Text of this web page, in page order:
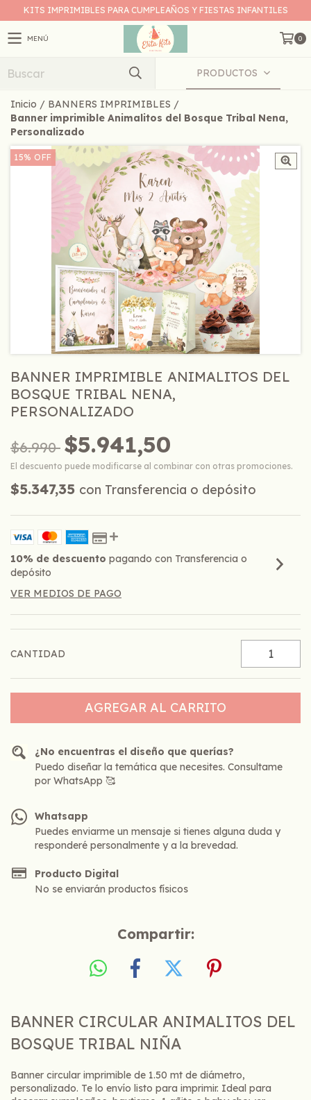
KITS IMPRIMIBLES PARA CUMPLEAÑOS Y FIESTAS INFANTILES
MENÚ 0
PRODUCTOS
Inicio / BANNERS IMPRIMIBLES /
Banner imprimible Animalitos del Bosque Tribal Nena,
Personalizado
15% OFF
BANNER IMPRIMIBLE ANIMALITOS DEL
BOSQUE TRIBAL NENA,
PERSONALIZADO
$6.990 $5.941,50
El descuento puede modificarse al combinar con otras promociones.
$5.347,35 con Transferencia o depósito
10% de descuento pagando con Transferencia o
depósito
VER MEDIOS DE PAGO
CANTIDAD
¿No encuentras el diseño que querías?
Puedo diseñar la temática que necesites. Consultame
por WhatsApp 🥰
Whatsapp
Puedes enviarme un mensaje si tienes alguna duda y
responderé personalmente y a la brevedad.
Producto Digital
No se enviarán productos físicos
Compartir:
BANNER CIRCULAR ANIMALITOS DEL
BOSQUE TRIBAL NIÑA
Banner circular imprimible de 1.50 mt de diámetro,
personalizado. Te lo envío listo para imprimir. Ideal para